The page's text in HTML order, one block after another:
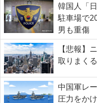
韓国人「
駐車場で
男も重傷
【悲報】
取りまく
中国軍レ
圧力をか